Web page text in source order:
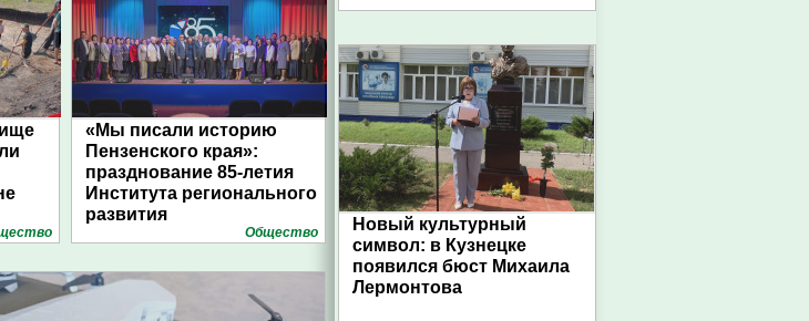
«Мы писали историю
Пензенского края»:
празднование 85-летия
Института регионального
развития
Общество
Новый культурный
символ: в Кузнецке
появился бюст Михаила
Лермонтова